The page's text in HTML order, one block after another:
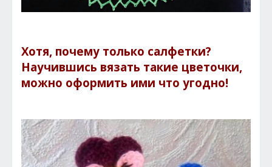
Хотя, почему только салфетки?
Научившись вязать такие цветочки,
можно оформить ими что угодно!